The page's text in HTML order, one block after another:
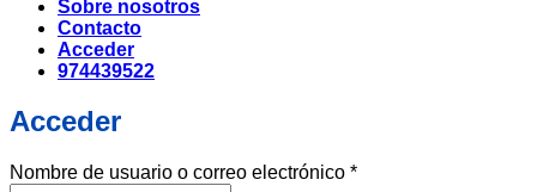
Sobre nosotros
Contacto
Acceder
974439522
Acceder
Nombre de usuario o correo electrónico *Obligatorio